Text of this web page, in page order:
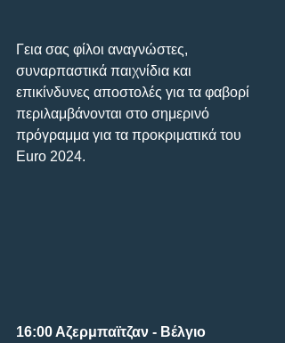
Γεια σας φίλοι αναγνώστες,
συναρπαστικά παιχνίδια και
επικίνδυνες αποστολές για τα φαβορί
περιλαμβάνονται στο σημερινό
πρόγραμμα για τα προκριματικά του
Euro 2024.
16:00 Αζερμπαϊτζαν - Βέλγιο